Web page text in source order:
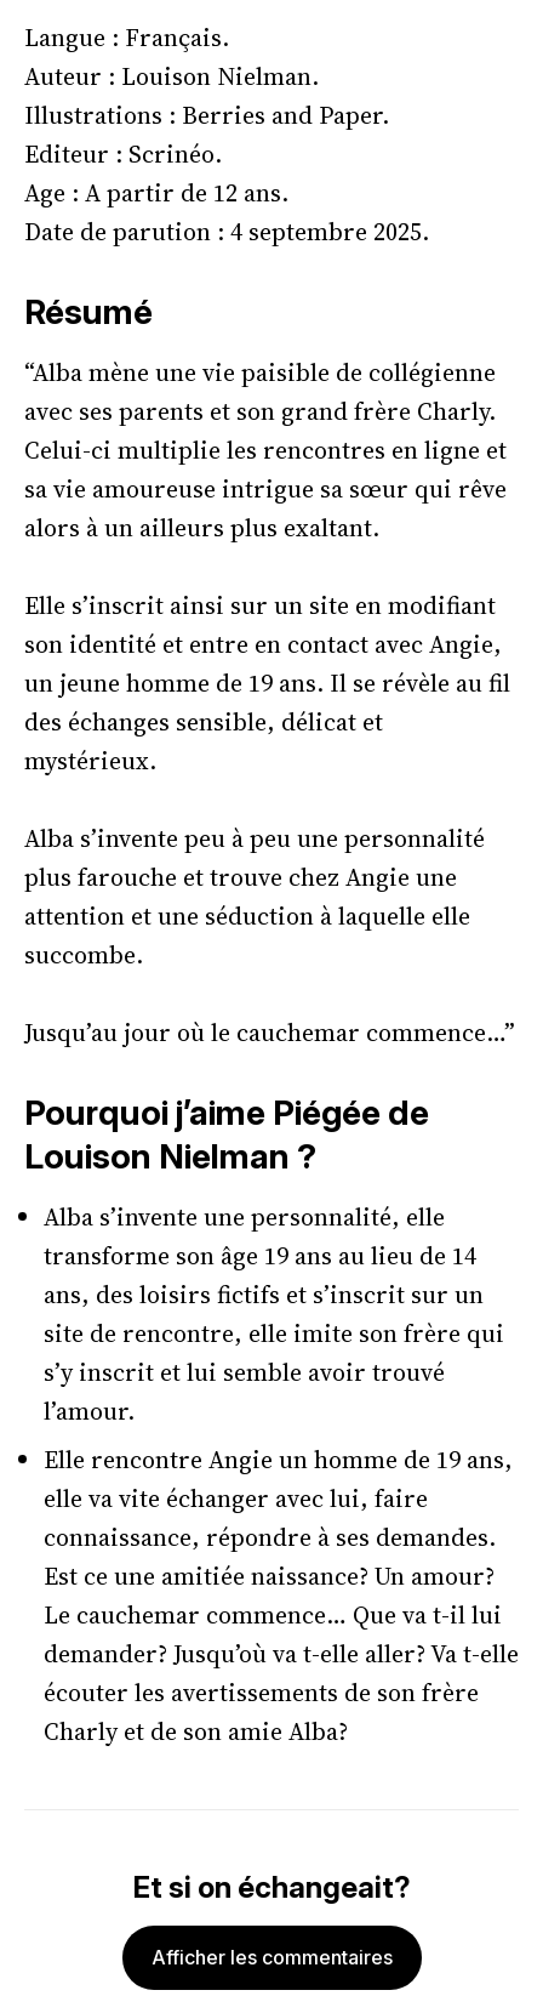
Langue : Français.
Auteur : Louison Nielman.
Illustrations : Berries and Paper.
Editeur : Scrinéo.
Age : A partir de 12 ans.
Date de parution : 4 septembre 2025.
Résumé
“Alba mène une vie paisible de collégienne
avec ses parents et son grand frère Charly.
Celui-ci multiplie les rencontres en ligne et
sa vie amoureuse intrigue sa sœur qui rêve
alors à un ailleurs plus exaltant.
Elle s’inscrit ainsi sur un site en modifiant
son identité et entre en contact avec Angie,
un jeune homme de 19 ans. Il se révèle au fil
des échanges sensible, délicat et
mystérieux.
Alba s’invente peu à peu une personnalité
plus farouche et trouve chez Angie une
attention et une séduction à laquelle elle
succombe.
Jusqu’au jour où le cauchemar commence…”
Pourquoi j’aime Piégée de
Louison Nielman ?
Alba s’invente une personnalité, elle
transforme son âge 19 ans au lieu de 14
ans, des loisirs fictifs et s’inscrit sur un
site de rencontre, elle imite son frère qui
s’y inscrit et lui semble avoir trouvé
l’amour.
Elle rencontre Angie un homme de 19 ans,
elle va vite échanger avec lui, faire
connaissance, répondre à ses demandes.
Est ce une amitiée naissance? Un amour?
Le cauchemar commence… Que va t-il lui
demander? Jusqu’où va t-elle aller? Va t-elle
écouter les avertissements de son frère
Charly et de son amie Alba?
Et si on échangeait?
Afficher les commentaires